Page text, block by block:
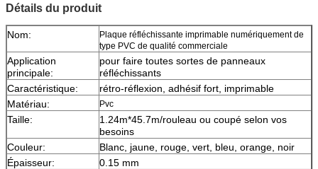
Détails du produit
Nom:
Plaque réfléchissante imprimable numériquement de
type PVC de qualité commerciale
Application
principale:
pour faire toutes sortes de panneaux
réfléchissants
Caractéristique:
rétro-réflexion, adhésif fort, imprimable
Matériau:
Pvc
Taille:
1.24m*45.7m/rouleau ou coupé selon vos
besoins
Couleur:
Blanc, jaune, rouge, vert, bleu, orange, noir
Épaisseur:
0.15 mm